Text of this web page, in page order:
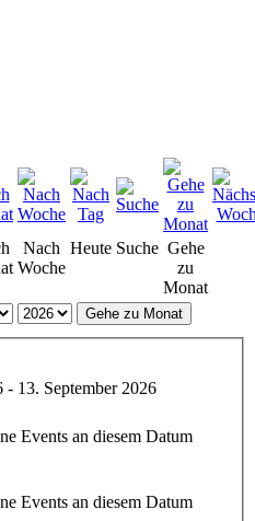
Nach
Woche
Heute Suche Gehe
zu
Monat
Gehe zu Monat
- 13. September 2026
Events an diesem Datum
Events an diesem Datum